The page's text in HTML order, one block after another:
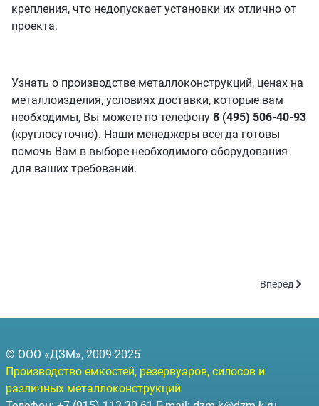
крепления, что недопускает установки их отлично от
проекта.
Узнать о производстве металлоконструкций, ценах на
металлоизделия, условиях доставки, которые вам
необходимы, Вы можете по телефону 8 (495) 506-40-93
(круглосуточно). Наши менеджеры всегда готовы
помочь Вам в выборе необходимого оборудования
для ваших требований.
Следующий:
Вперед
© ООО «ДЗМ», 2009-2025
Производство емкостей, резервуаров, силосов и
различных металлоконструкций